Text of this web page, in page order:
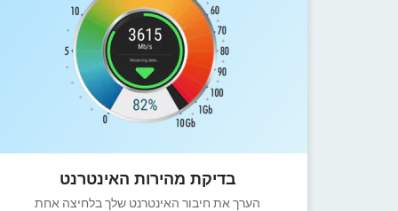
בדיקת מהירות האינטרנט
הערך את חיבור האינטרנט שלך בלחיצה אחת